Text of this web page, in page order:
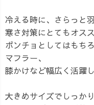
冷える時に、さらっと
寒さ対策にとてもオスス
ポンチョとしてはもち
マフラー、
膝かけなど幅広く活躍
大きめサイズでしっか